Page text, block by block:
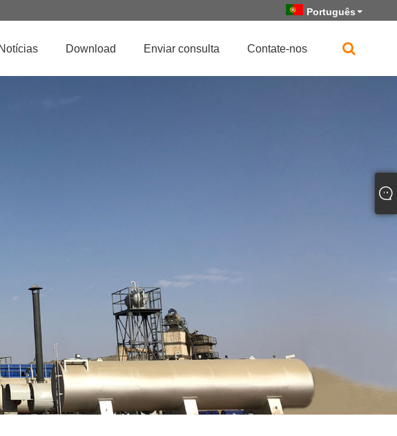
Português
Notícias Download Enviar consulta Contate-nos